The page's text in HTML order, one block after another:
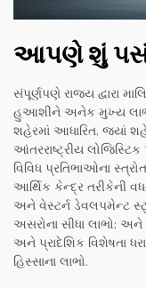
આપણે શું
સંપૂર્ણપણે રાજ્ય દ્વારા
હુઆશીને અનેક મુખ્ય
શહેરમાં આધારિત, જ્યાં
આંતરરાષ્ટ્રીય
વિવિધ પ્રતિભાઓના
આર્થિક કેન્દ્ર તરીકેની
અને વેસ્ટર્ન ડેવલપમેન્ટ
અસરોના સીધા લાભો; અને
અને પ્રાદેશિક વિશેષતા
હિસ્સાના લાભો.